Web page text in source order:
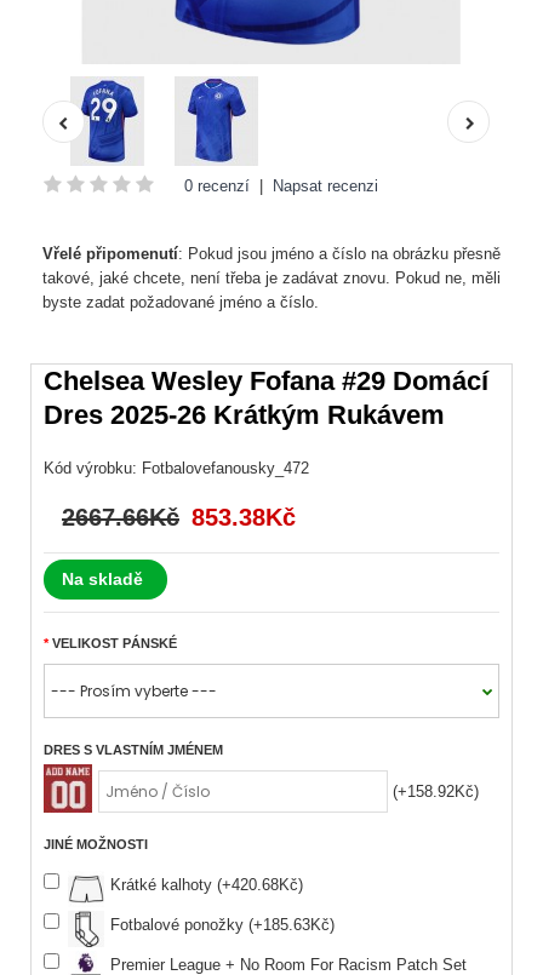
0 recenzí Napsat recenzi
Vřelé připomenutí: Pokud jsou jméno a číslo na obrázku přesně
takové, jaké chcete, není třeba je zadávat znovu. Pokud ne, měli
byste zadat požadované jméno a číslo.
Chelsea Wesley Fofana #29 Domácí
Dres 2025-26 Krátkým Rukávem
Kód výrobku: Fotbalovefanousky_472
2667.66Kč 853.38Kč
Na skladě
VELIKOST PÁNSKÉ
DRES S VLASTNÍM JMÉNEM
(+158.92Kč)
JINÉ MOŽNOSTI
Krátké kalhoty (+420.68Kč)
Fotbalové ponožky (+185.63Kč)
Premier League + No Room For Racism Patch Set